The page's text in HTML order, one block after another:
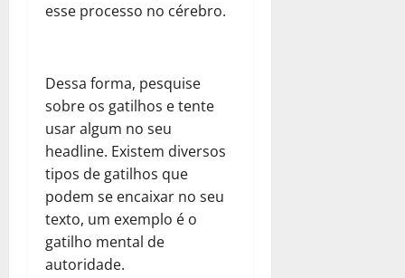
esse processo no cérebro.
Dessa forma, pesquise
sobre os gatilhos e tente
usar algum no seu
headline. Existem diversos
tipos de gatilhos que
podem se encaixar no seu
texto, um exemplo é o
gatilho mental de
autoridade.